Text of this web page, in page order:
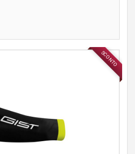
SCONTO
ABBIGLIAMENTO